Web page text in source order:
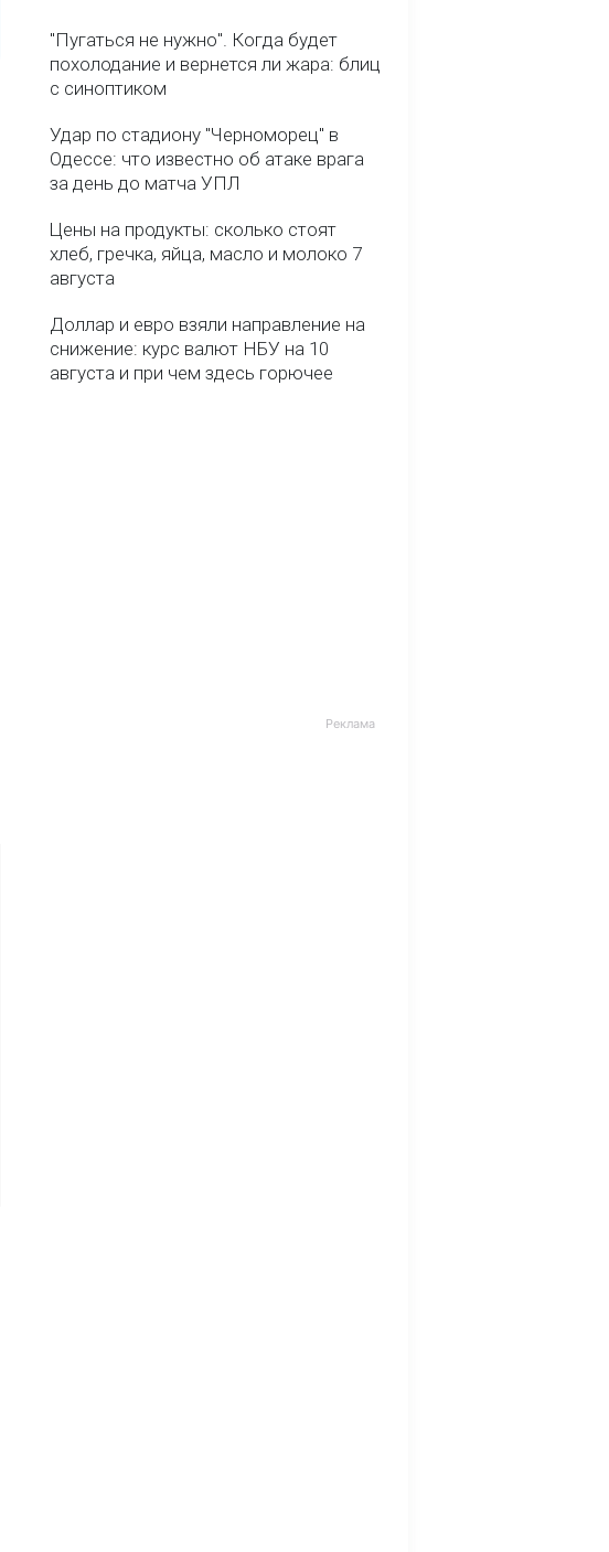
"Пугаться не нужно". Когда будет
похолодание и вернется ли жара: блиц
с синоптиком
Удар по стадиону "Черноморец" в
Одессе: что известно об атаке врага
за день до матча УПЛ
Цены на продукты: сколько стоят
хлеб, гречка, яйца, масло и молоко 7
августа
Доллар и евро взяли направление на
снижение: курс валют НБУ на 10
августа и при чем здесь горючее